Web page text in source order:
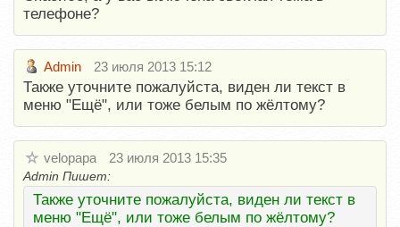
телефоне?
Admin 23 июля 2013 15:12
Также уточните пожалуйста, виден ли текст в
меню "Ещё", или тоже белым по жёлтому?
velopapa 23 июля 2013 15:35
Admin Пишет:
Также уточните пожалуйста, виден ли текст в
меню "Ещё", или тоже белым по жёлтому?